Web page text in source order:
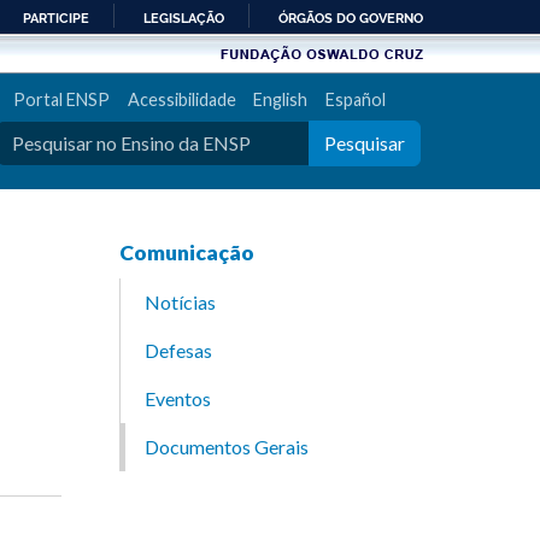
PARTICIPE LEGISLAÇÃO ÓRGÃOS DO GOVERNO
Portal ENSP Acessibilidade English Español
Pesquisar
Comunicação
Notícias
Defesas
Eventos
Documentos Gerais